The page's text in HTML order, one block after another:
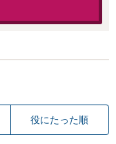
役にたった順